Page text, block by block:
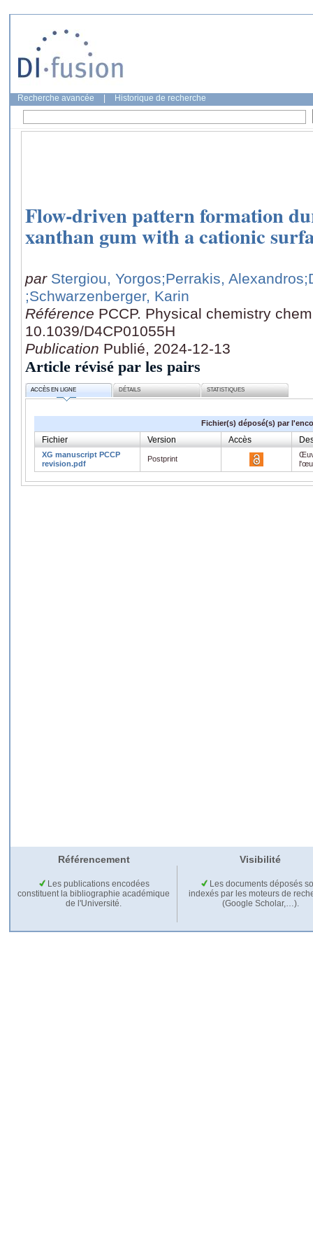
Recherche avancée Historique de recherche
Flow-driven pattern formation
xanthan gum with a cationic
par Stergiou, Yorgos;Perrakis, Alexandros
;Schwarzenberger, Karin
Référence PCCP. Physical chemistry
10.1039/D4CP01055H
Publication Publié, 2024-12-13
Article révisé par les pairs
ACCÈS EN LIGNE DÉTAILS STATISTIQUES
Fichier(s) déposé(s) par
Fichier Version Accès
XG manuscript PCCP
revision.pdf
Postprint
Référencement Visibilité
Les publications encodées
constituent la bibliographie académique
de l'Université.
Les documents déposés
indexés par les moteurs de
(Google Scholar,…).